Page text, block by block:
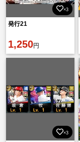
×3
発行21
1,250円
×3